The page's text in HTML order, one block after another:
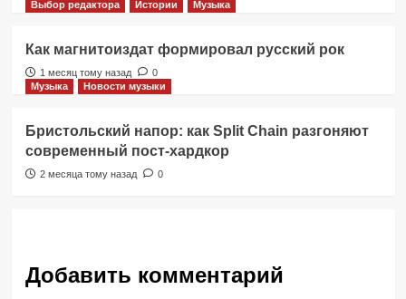
Выбор редактора
Истории Музыка
Как магнитоиздат формировал русский рок
1 месяц тому назад
0
Музыка
Новости музыки
Бристольский напор: как Split Chain разгоняют
современный пост-хардкор
2 месяца тому назад 0
Добавить комментарий